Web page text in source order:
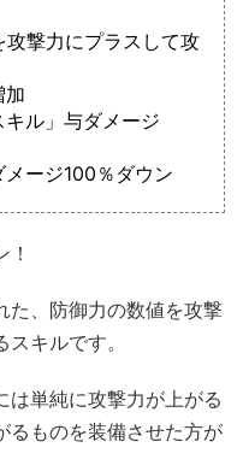
撃力にプラスして攻
加
ル」与ダメージ
ージ100％ダウン
た、防御力の数値を攻撃
キルです。
は単純に攻撃力が上がる
るものを装備させた方が